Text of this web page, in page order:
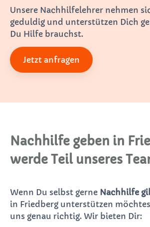
Unsere Nachhilfelehrer nehmen
geduldig und unterstützen Dich
Du Hilfe brauchst.
Jetzt anfragen
Nachhilfe geben in
werde Teil unseres
Wenn Du selbst gerne Nachhilfe
in Friedberg unterstützen
uns genau richtig. Wir bieten Dir: